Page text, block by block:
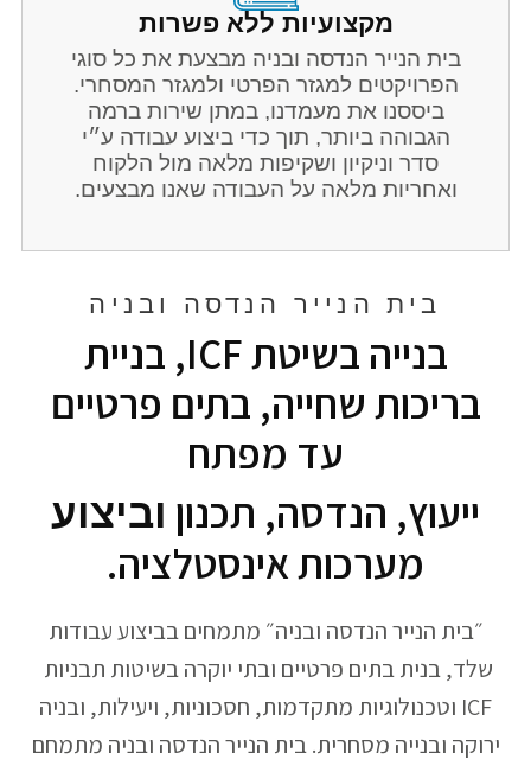
מקצועיות ללא פשרות
בית הנייר הנדסה ובניה מבצעת את כל סוגי
הפרויקטים למגזר הפרטי ולמגזר המסחרי.
ביססנו את מעמדנו, במתן שירות ברמה
הגבוהה ביותר, תוך כדי ביצוע עבודה ע״י
סדר וניקיון ושקיפות מלאה מול הלקוח
ואחריות מלאה על העבודה שאנו מבצעים.
בית הנייר הנדסה ובניה
בנייה בשיטת ICF, בניית
בריכות שחייה, בתים פרטיים
עד מפתח
ייעוץ, הנדסה, תכנון וביצוע
מערכות אינסטלציה.
״בית הנייר הנדסה ובניה״ מתמחים בביצוע עבודות
שלד, בנית בתים פרטיים ובתי יוקרה בשיטות תבניות
ICF וטכנולוגיות מתקדמות, חסכוניות, ויעילות, ובניה
ירוקה ובנייה מסחרית. בית הנייר הנדסה ובניה מתמחם